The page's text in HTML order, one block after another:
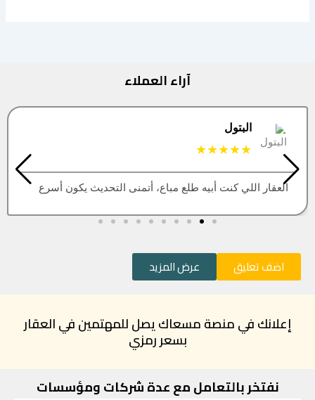
آراء العملاء
البتول
★★★★★
العقار اللي كنت أبيه طلع مباع، أتمنى التحديث يكون أسرع
اضف تعليق عرض المزيد
إعلانك في منصة مسعاك يصل للمهتمين في العقار
بسعر رمزي
نفتخر بالتعامل مع عدة شركات ومؤسسات